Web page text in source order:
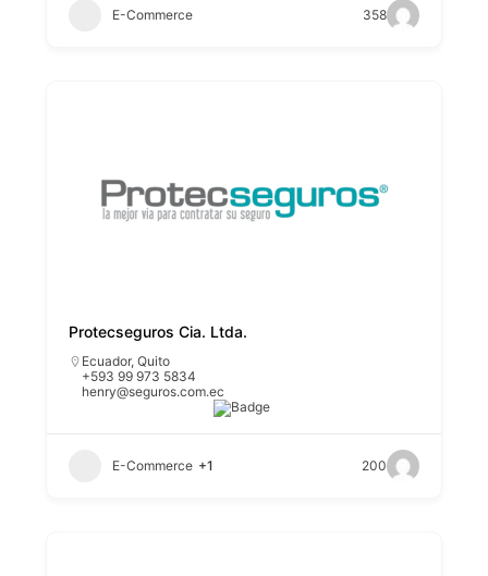
E-Commerce 358
Protecseguros Cia. Ltda.
Ecuador,Quito
+593 99 973 5834
henry@seguros.com.ec
E-Commerce +1 200